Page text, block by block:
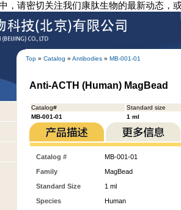
，请密切关注我们康肽生物的最新动态，
Top » Catalog » Antibodies » MB-001-01
Anti-ACTH (Human) MagBead
Catalog#
Standard size
MB-001-01
1 ml
Catalog #
MB-001-01
Family
MagBead
Standard Size
1 ml
Species
Human